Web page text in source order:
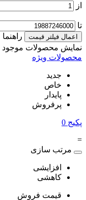
از
تا
اعمال فیلتر قیمت
راهنما
نمایش محصولات موجود
محصولات ویژه
جدید
خاص
پایدار
پرفروش
پکیج 0
=
مرتب سازی
افزایشی
کاهشی
قیمت فروش